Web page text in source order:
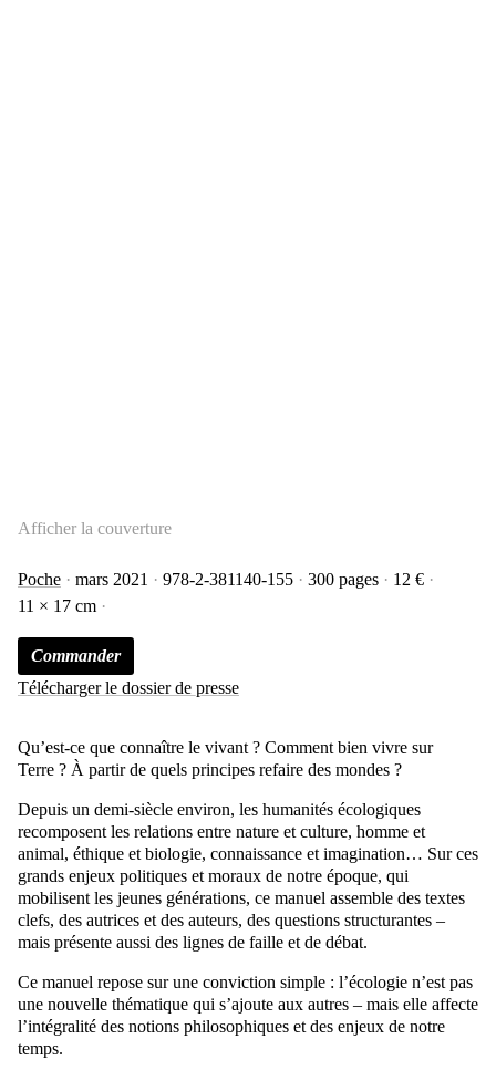
Afficher la couverture
Poche mars 2021 978-2-381140-155 300 pages
12 €
11 × 17 cm
Commander
Télécharger le dossier de presse
Qu’est-ce que connaître le vivant ? Comment bien vivre sur
Terre ? À partir de quels principes refaire des mondes ?
Depuis un demi-siècle environ, les humanités écologiques
recomposent les relations entre nature et culture, homme et
animal, éthique et biologie, connaissance et imagination… Sur ces
grands enjeux politiques et moraux de notre époque, qui
mobilisent les jeunes générations, ce manuel assemble des textes
clefs, des autrices et des auteurs, des questions structurantes –
mais présente aussi des lignes de faille et de débat.
Ce manuel repose sur une conviction simple : l’écologie n’est pas
une nouvelle thématique qui s’ajoute aux autres – mais elle affecte
l’intégralité des notions philosophiques et des enjeux de notre
temps.